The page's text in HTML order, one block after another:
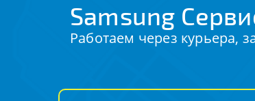
Samsung
Работаем через курьера,